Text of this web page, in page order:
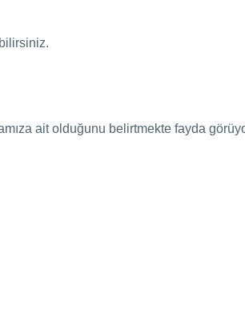
ait olduğunu belirtmekte fayda